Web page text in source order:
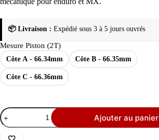
📦 Livraison : Expédié sous 3 à 5 jours ouvrés
Mesure Piston (2T)
Côte A - 66.34mm Côte B - 66.35mm
Côte C - 66.36mm
quantité
de
Piston
Ajouter au panier